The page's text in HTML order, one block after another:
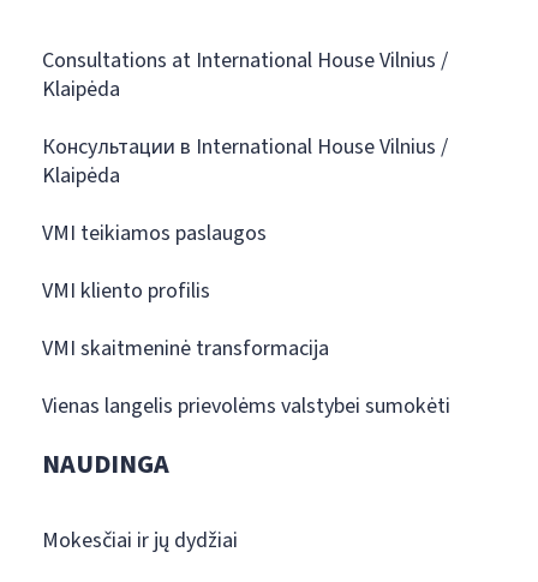
Consultations at International House Vilnius /
Klaipėda
Консультации в International House Vilnius /
Klaipėda
VMI teikiamos paslaugos
VMI kliento profilis
VMI skaitmeninė transformacija
Vienas langelis prievolėms valstybei sumokėti
NAUDINGA
Mokesčiai ir jų dydžiai